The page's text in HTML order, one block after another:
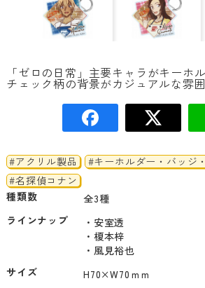
「ゼロの日常」主要キャラがキーホ
チェック柄の背景がカジュアルな雰
#アクリル製品
#キーホルダー・バッジ
#名探偵コナン
種類数
全3種
ラインナップ
・安室透
・榎本梓
・風見裕也
サイズ
H70×W70ｍｍ